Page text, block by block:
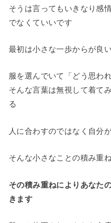
そうは言ってもいきなり感
でなくていいです
最初は小さな一歩からが良
服を選んでいて「どう思わ
そんな言葉は無視して着て
る
人に合わすのではなく自分
そんな小さなことの積み重
その積み重ねによりあなた
きます